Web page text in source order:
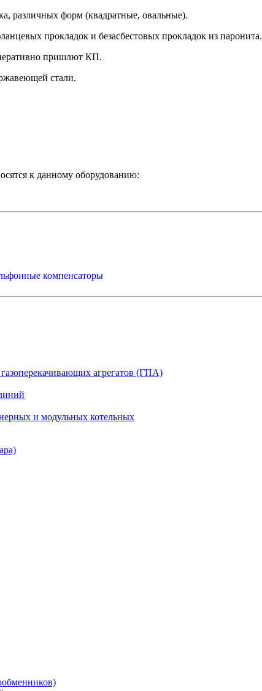
различных форм (квадратные, овальные).
прокладок и безасбестовых прокладок из паронита.
пришлют КП.
стали.
к данному оборудованию:
компенсаторы
агрегатов (ГПА)
и модульных котельных